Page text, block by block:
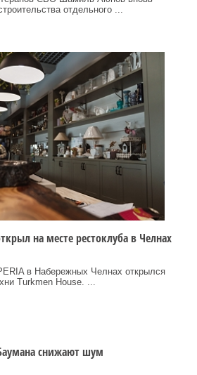
отдельного ...
на месте рестоклуба в Челнах
в Набережных Челнах открылся
Turkmen House. ...
снижают шум